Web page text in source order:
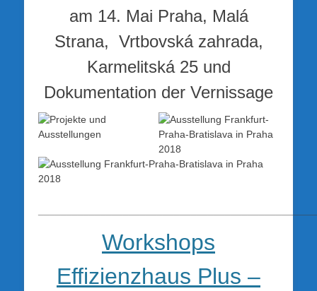
am 14. Mai Praha, Malá
Strana, Vrtbovská zahrada,
Karmelitská 25 und
Dokumentation der Vernissage
Workshops
Effizienzhaus Plus –